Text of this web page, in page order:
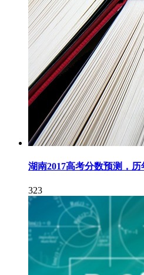
湖南2017高考分数预测，
323